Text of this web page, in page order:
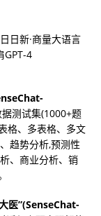
日新·商量大语言
GPT-4
测试集(1000+题
格、多表格、多文
趋势分析,预测性
、商业分析、销
医”(SenseChat-